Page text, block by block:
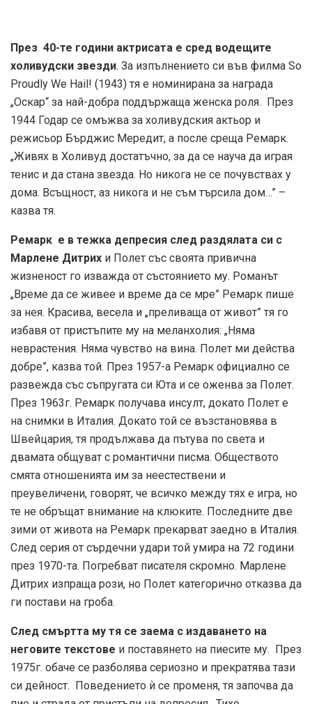
През 40-те години актрисата е сред водещите
холивудски звезди. За изпълнението си във филма So
Proudly We Hail! (1943) тя е номинирана за награда
„Оскар“ за най-добра поддържаща женска роля. През
1944 Годар се омъжва за холивудския актьор и
режисьор Бърджис Мередит, а после среща Ремарк.
„Живях в Холивуд достатъчно, за да се науча да играя
тенис и да стана звезда. Но никога не се почувствах у
дома. Всъщност, аз никога и не съм търсила дом…” –
казва тя.
Ремарк е в тежка депресия след раздялата си с
Марлене Дитрих и Полет със своята привична
жизненост го изважда от състоянието му. Романът
„Време да се живее и време да се мре” Ремарк пише
за нея. Красива, весела и „преливаща от живот” тя го
избавя от пристъпите му на меланхолия: „Няма
неврастения. Няма чувство на вина. Полет ми действа
добре”, казва той. През 1957-а Ремарк официално се
развежда със съпругата си Юта и се оженва за Полет.
През 1963г. Ремарк получава инсулт, докато Полет е
на снимки в Италия. Докато той се възстановява в
Швейцария, тя продължава да пътува по света и
двамата общуват с романтични писма. Обществото
смята отношенията им за неестествени и
преувеличени, говорят, че всичко между тях е игра, но
те не обръщат внимание на клюките. Последните две
зими от живота на Ремарк прекарват заедно в Италия.
След серия от сърдечни удари той умира на 72 години
през 1970-та. Погребват писателя скромно. Марлене
Дитрих изпраща рози, но Полет категорично отказва да
ги постави на гроба.
След смъртта му тя се заема с издаването на
неговите текстове и поставянето на пиесите му. През
1975г. обаче се разболява сериозно и прекратява тази
си дейност. Поведението ѝ се променя, тя започва да